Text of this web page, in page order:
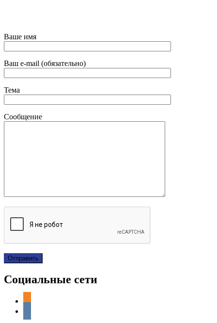
Ваше имя
Ваш e-mail (обязательно)
Тема
Сообщение
Социальные сети